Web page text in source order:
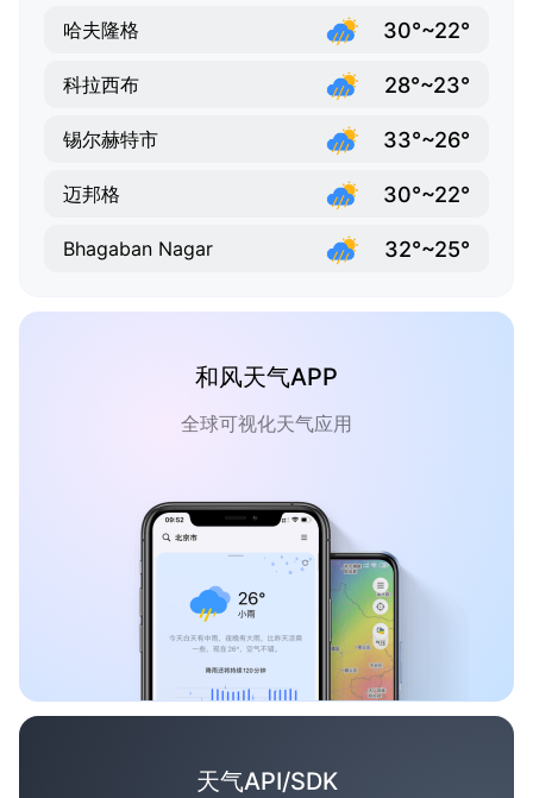
哈夫隆格 30°~22°
科拉西布 28°~23°
锡尔赫特市 33°~26°
迈邦格 30°~22°
Bhagaban Nagar 32°~25°
和风天气APP
全球可视化天气应用
天气API/SDK